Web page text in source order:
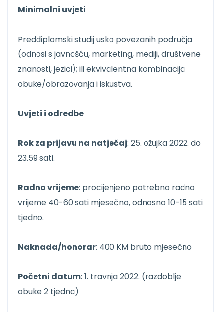
Minimalni uvjeti
Preddiplomski studij usko povezanih područja
(odnosi s javnošću, marketing, mediji, društvene
znanosti, jezici); ili ekvivalentna kombinacija
obuke/obrazovanja i iskustva.
Uvjeti i odredbe
Rok za prijavu na natječaj: 25. ožujka 2022. do
23.59 sati.
Radno vrijeme: procijenjeno potrebno radno
vrijeme 40-60 sati mjesečno, odnosno 10-15 sati
tjedno.
Naknada/honorar: 400 KM bruto mjesečno
Početni datum: 1. travnja 2022. (razdoblje
obuke 2 tjedna)